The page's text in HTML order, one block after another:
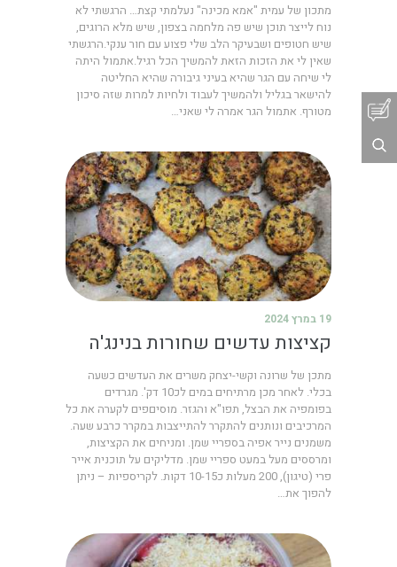
מתכון של עמית "אמא מכינה" נעלמתי קצת… הרגשתי לא
נוח לייצר תוכן שיש פה מלחמה בצפון, שיש מלא הרוגים,
שיש חטופים ושבעיקר הלב שלי פצוע עם חור ענקי.הרגשתי
שאין לי את הזכות הזאת להמשיך הכל רגיל.אתמול היתה
לי שיחה עם הגר שהיא בעיני גיבורה שהיא החליטה
להישאר בגליל ולהמשיך לעבוד ולחיות למרות שזה סיכון
מטורף. אתמול הגר אמרה לי שאני…
19 במרץ 2024
קציצות עדשים שחורות בנינג'ה
מתכן של שרונה וקשי-יצחק משרים את העדשים כשעה
בכלי. לאחר מכן מרתיחים במים לכ10 דק'. מגרדים
בפומפיה את הבצל, תפו"א והגזר. מוסיםפים לקערה את כל
המרכיבים ונותנים להתקרר להתייצבות במקרר כרבע שעה.
משמנים נייר אפיה בספריי שמן. ומניחים את הקציצות,
ומרססים מעל במעט ספריי שמן. מדליקים על תוכנית אייר
פרי (טיגון), 200 מעלות כ10-15 דקות. לקריספיות – ניתן
להפוך את…